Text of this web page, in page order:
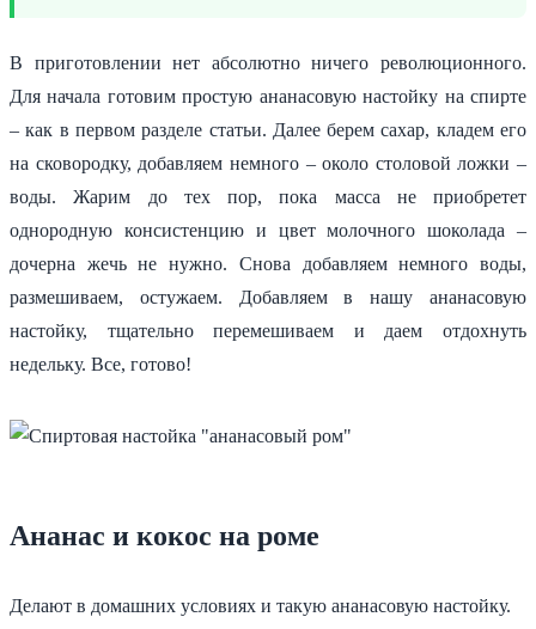
В приготовлении нет абсолютно ничего революционного.
Для начала готовим простую ананасовую настойку на спирте
– как в первом разделе статьи. Далее берем сахар, кладем его
на сковородку, добавляем немного – около столовой ложки –
воды. Жарим до тех пор, пока масса не приобретет
однородную консистенцию и цвет молочного шоколада –
дочерна жечь не нужно. Снова добавляем немного воды,
размешиваем, остужаем. Добавляем в нашу ананасовую
настойку, тщательно перемешиваем и даем отдохнуть
недельку. Все, готово!
Ананас и кокос на роме
Делают в домашних условиях и такую ананасовую настойку.